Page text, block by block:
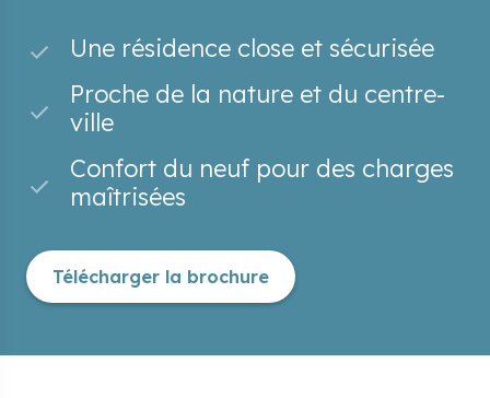
Une résidence close et sécurisée
Proche de la nature et du centre-
ville
Confort du neuf pour des charges
maîtrisées
Télécharger la brochure